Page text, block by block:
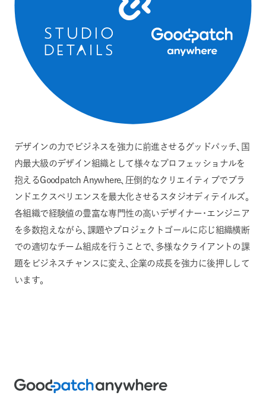
デザインの力でビジネスを強力に前進させるグッドパッチ、国
内最大級のデザイン組織として様々なプロフェッショナルを
抱えるGoodpatch Anywhere、圧倒的なクリエイティブでブラ
ンドエクスペリエンスを最大化させるスタジオディテイルズ。
各組織で経験値の豊富な専門性の高いデザイナー・エンジニア
を多数抱えながら、課題やプロジェクトゴールに応じ組織横断
での適切なチーム組成を行うことで、多様なクライアントの課
題をビジネスチャンスに変え、企業の成長を強力に後押しして
います。